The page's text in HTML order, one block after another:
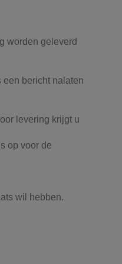
worden geleverd
bericht nalaten
levering krijgt u
op voor de
wil hebben.